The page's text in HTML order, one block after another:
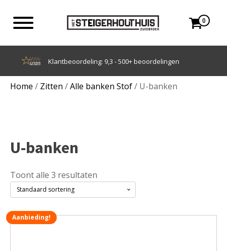
0
Achteraf betalen met Klarna
Home / Zitten /Alle banken Stof/ U-banken
U-banken
Toont alle 3 resultaten
Aanbieding!